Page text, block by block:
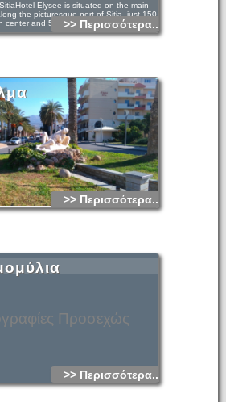
Elysee is situated on the main
the picturesque port of Sitia, just 150
center and 50 m. from the beach.
>> Περισσότερα...
>> Περισσότερα...
Προσεχώς
>> Περισσότερα...